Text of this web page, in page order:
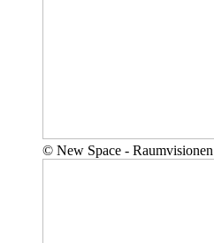
© New Space - Raumvisionen